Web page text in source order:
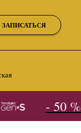
ЗАПИСАТЬСЯ
- 50 %